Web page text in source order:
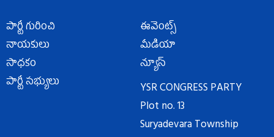
పార్టీ గురించి
నాయకులు
సాధకం
పార్టీ సభ్యులు
ఈవెంట్స్
మీడియా
న్యూస్
YSR CONGRESS PARTY
Plot no. 13
Suryadevara Township